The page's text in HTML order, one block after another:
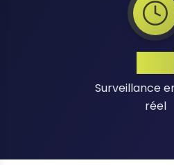
Surveillance
réel